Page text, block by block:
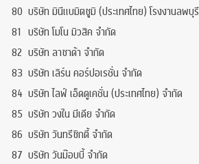
80 บริษัท มินีแบมิตซูมิ (ประเทศไทย) โรงงานลพบุรี
81 บริษัท โมโน มิวสิค จำกัด
82 บริษัท ลาซาด้า จำกัด
83 บริษัท เลิร์น คอร์ปอเรชั่น จำกัด
84 บริษัท ไลฟ์ เอ็ดดูเคชั่น (ประเทศไทย) จำกัด
85 บริษัท วงใน มีเดีย จำกัด
86 บริษัท วันทรีซิกตี้ จำกัด
87 บริษัท วันม๊อบบี้ จำกัด